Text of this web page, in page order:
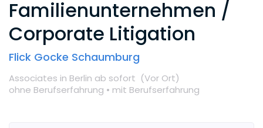
Familienunternehmen /
Corporate Litigation
Flick Gocke Schaumburg
Associates in Berlin ab sofort (Vor Ort)
ohne Berufserfahrung • mit Berufserfahrung